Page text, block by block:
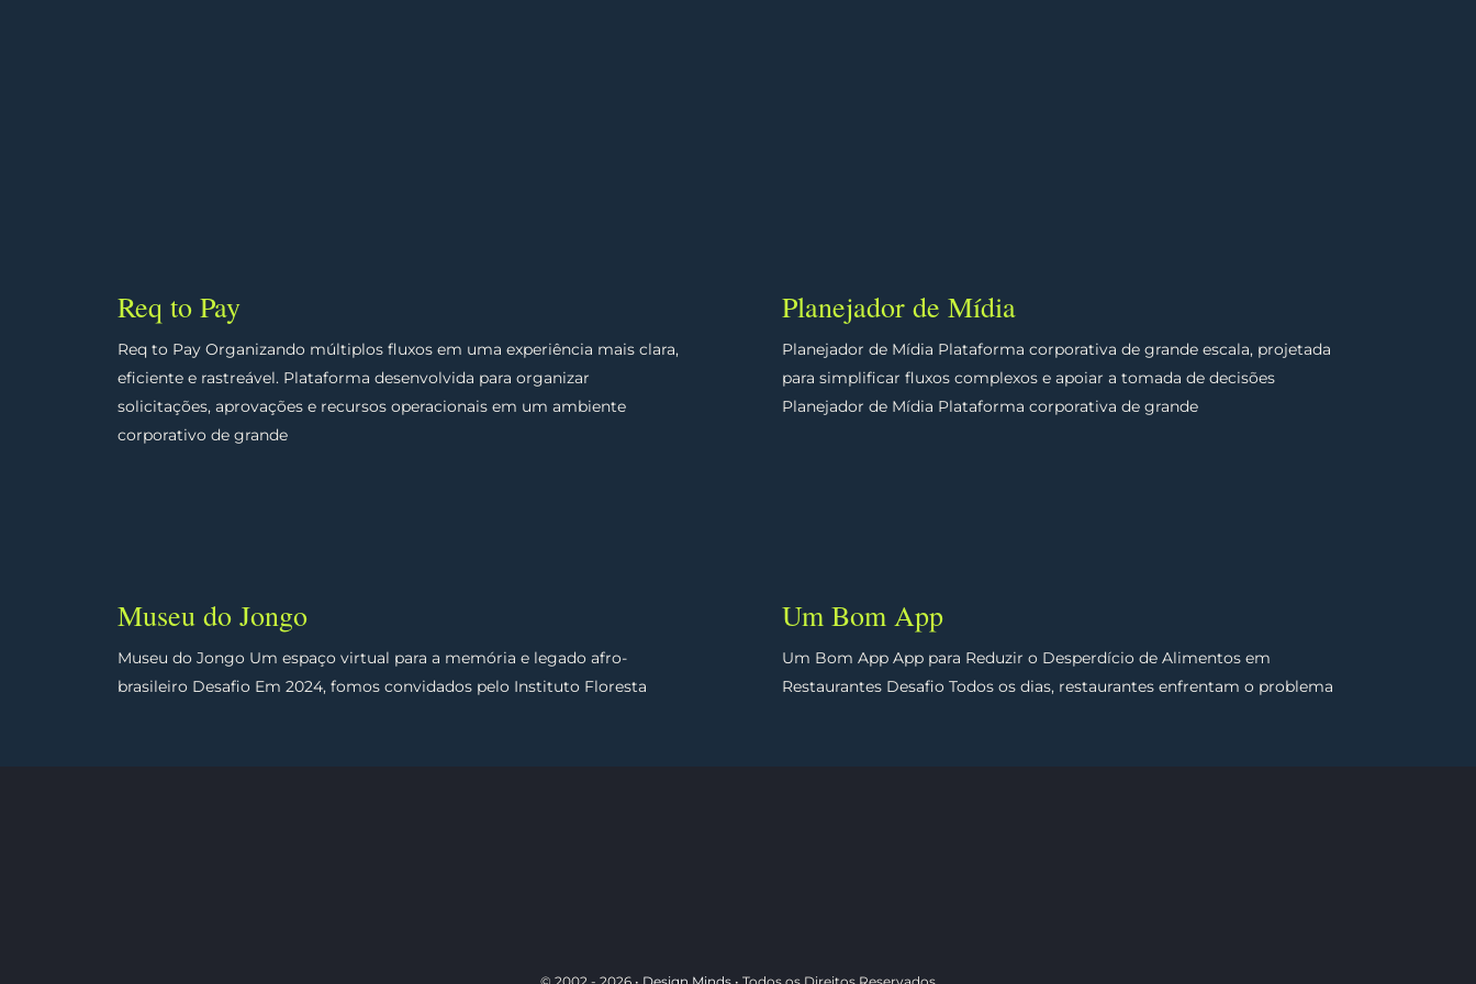
Req to Pay
Req to Pay Organizando múltiplos fluxos em uma experiência mais clara,
eficiente e rastreável. Plataforma desenvolvida para organizar
solicitações, aprovações e recursos operacionais em um ambiente
corporativo de grande
Planejador de Mídia
Planejador de Mídia Plataforma corporativa de grande escala, projetada
para simplificar fluxos complexos e apoiar a tomada de decisões
Planejador de Mídia Plataforma corporativa de grande
Museu do Jongo
Museu do Jongo Um espaço virtual para a memória e legado afro-
brasileiro Desafio Em 2024, fomos convidados pelo Instituto Floresta
Um Bom App
Um Bom App App para Reduzir o Desperdício de Alimentos em
Restaurantes Desafio Todos os dias, restaurantes enfrentam o problema